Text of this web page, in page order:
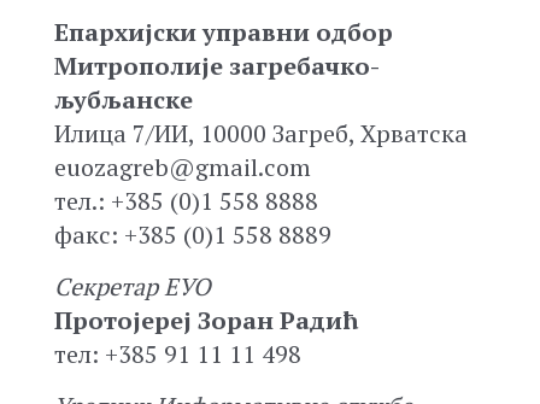
Епархијски управни одбор
Митрополије загребачко-
љубљанске
Илица 7/ИИ, 10000 Загреб, Хрватска
euozagreb@gmail.com
тел.: +385 (0)1 558 8888
факс: +385 (0)1 558 8889
Секретар ЕУО
Протојереј Зоран Радић
тел: +385 91 11 11 498